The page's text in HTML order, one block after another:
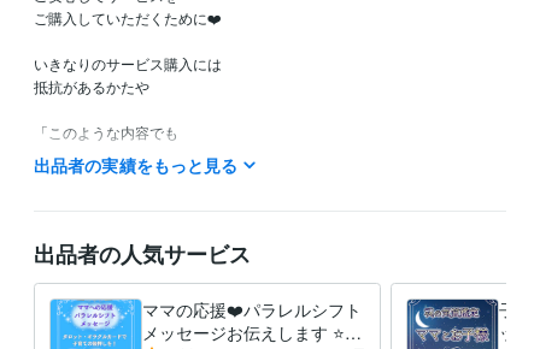
ご購入していただくために❤️
いきなりのサービス購入には
抵抗があるかたや
「このような内容でも
鑑定してもらえるのかなぁ？」など
お気軽に
ホーム画面の「メッセージ」
のところから
お問い合わせください。
出品者の実績をもっと見る
出品者の人気サービス
ママの応援❤️パラレルシフト
メッセージお伝えします ⭐️タ
子育
ット